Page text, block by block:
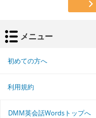
メニュー
初めての方へ
利用規約
DMM英会話Wordsトップへ